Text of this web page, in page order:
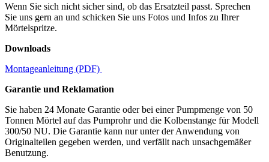
Wenn Sie sich nicht sicher sind, ob das Ersatzteil passt. Sprechen
Sie uns gern an und schicken Sie uns Fotos und Infos zu Ihrer
Mörtelspritze.
Downloads
Montageanleitung (PDF)
Garantie und Reklamation
Sie haben 24 Monate Garantie oder bei einer Pumpmenge von 50
Tonnen Mörtel auf das Pumprohr und die Kolbenstange für Modell
300/50 NU. Die Garantie kann nur unter der Anwendung von
Originalteilen gegeben werden, und verfällt nach unsachgemäßer
Benutzung.